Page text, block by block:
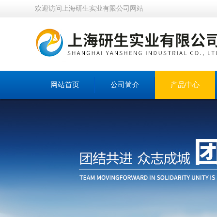
欢迎访问上海研生实业有限公司网站
网站首页 公司简介 产品中心